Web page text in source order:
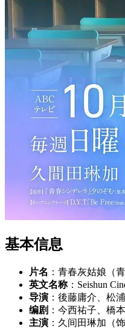
基本信息
片名 ：青春灰姑娘（
英文名称：Seishun
导演 ：後藤庸介、松
编剧 ：今西祐子、橋
主演 ：久间田琳加（